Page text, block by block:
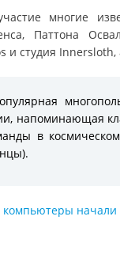
многие
Паттона
и студия
напоминающая
в
компьютеры начали